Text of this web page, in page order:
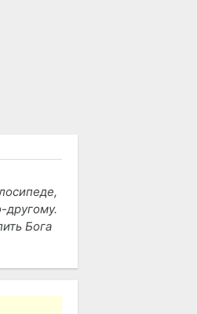
другому.
Бога